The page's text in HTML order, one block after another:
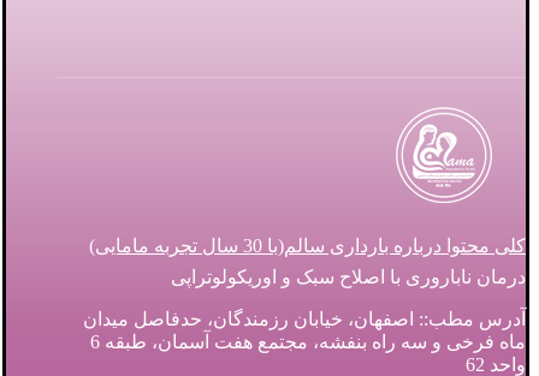
کلی محتوا درباره بارداری سالم(با 30 سال تجربه مامایی)
درمان ناباروری با اصلاح سبک و اوریکولوتراپی
آدرس مطب:: اصفهان، خیابان رزمندگان، حدفاصل میدان
ماه فرخی و سه راه بنفشه، مجتمع هفت آسمان، طبقه 6
واحد 62